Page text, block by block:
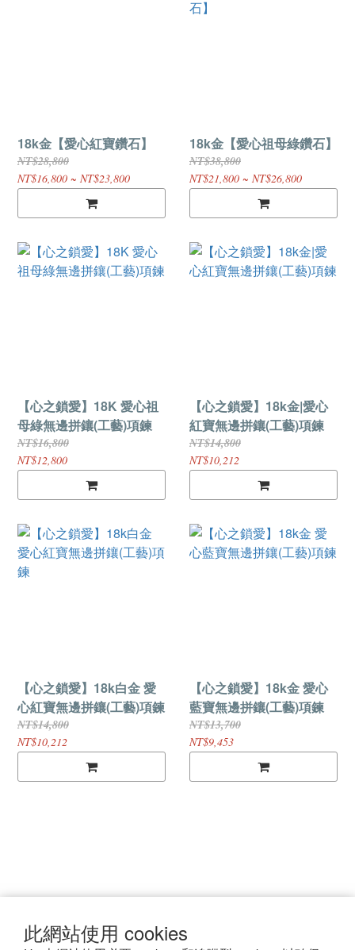
此網站使用 cookies
18k金【愛心紅寶鑽石】
NT$28,800
NT$16,800 ~ NT$23,800
18k金【愛心祖母綠鑽石】
NT$38,800
NT$21,800 ~ NT$26,800
【心之鎖愛】18K 愛心祖
母綠無邊拼鑲(工藝)項鍊
NT$16,800
NT$12,800
【心之鎖愛】18k金|愛心
紅寶無邊拼鑲(工藝)項鍊
NT$14,800
NT$10,212
【心之鎖愛】18k白金 愛
心紅寶無邊拼鑲(工藝)項鍊
NT$14,800
NT$10,212
【心之鎖愛】18k金 愛心
藍寶無邊拼鑲(工藝)項鍊
NT$13,700
NT$9,453
政策
保養須知 常見問題